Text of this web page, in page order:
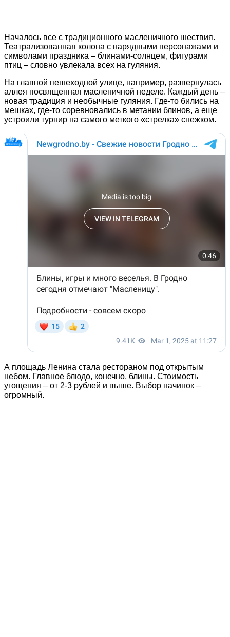
Началось все с традиционного масленичного шествия.
Театрализованная колона с нарядными персонажами и
символами праздника – блинами-солнцем, фигурами
птиц – словно увлекала всех на гуляния.
На главной пешеходной улице, например, развернулась
аллея посвященная масленичной неделе. Каждый день –
новая традиция и необычные гуляния. Где-то бились на
мешках, где-то соревновались в метании блинов, а еще
устроили турнир на самого меткого «стрелка» снежком.
А площадь Ленина стала рестораном под открытым
небом. Главное блюдо, конечно, блины. Стоимость
угощения – от 2-3 рублей и выше. Выбор начинок –
огромный.